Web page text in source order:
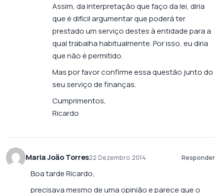
Assim, da interpretação que faço da lei, diria
que é difícil argumentar que poderá ter
prestado um serviço destes à entidade para a
qual trabalha habitualmente. Por isso, eu diria
que não é permitido.
Mas por favor confirme essa questão junto do
seu serviço de finanças.
Cumprimentos,
Ricardo
Maria João Torres22 Dezembro 2014 Responder
Boa tarde Ricardo,
precisava mesmo de uma opinião e parece que o